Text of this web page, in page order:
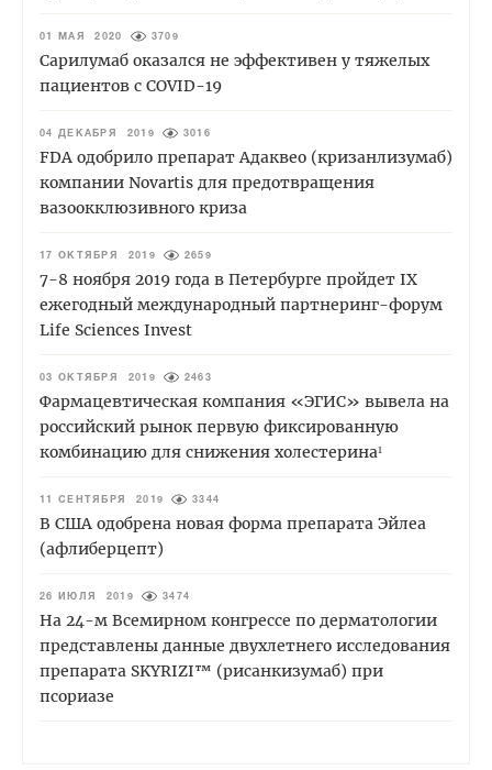
01 МАЯ 2020 3709
Сарилумаб оказался не эффективен у тяжелых
пациентов с COVID-19
04 ДЕКАБРЯ 2019 3016
FDA одобрило препарат Адаквео (кризанлизумаб)
компании Novartis для предотвращения
вазоокклюзивного криза
17 ОКТЯБРЯ 2019 2659
7-8 ноября 2019 года в Петербурге пройдет IX
ежегодный международный партнеринг-форум
Life Sciences Invest
03 ОКТЯБРЯ 2019 2463
Фармацевтическая компания «ЭГИС» вывела на
российский рынок первую фиксированную
комбинацию для снижения холестерина¹
11 СЕНТЯБРЯ 2019 3344
В США одобрена новая форма препарата Эйлеа
(афлиберцепт)
26 ИЮЛЯ 2019 3474
На 24-м Всемирном конгрессе по дерматологии
представлены данные двухлетнего исследования
препарата SKYRIZI™ (рисанкизумаб) при
псориазе